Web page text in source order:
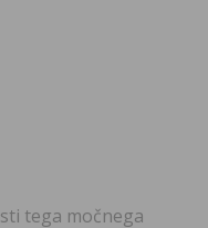
tega močnega